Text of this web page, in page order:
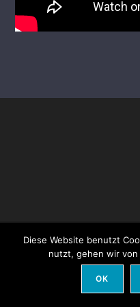
© 2009-25 Dance
Diese Website benutzt
nutzt, gehen wir von
OK